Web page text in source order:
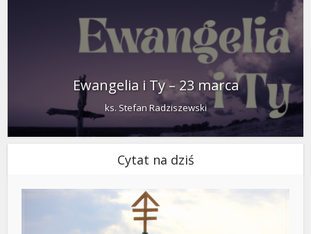
Ewangelia i Ty – 23 marca
ks. Stefan Radziszewski
Cytat na dziś